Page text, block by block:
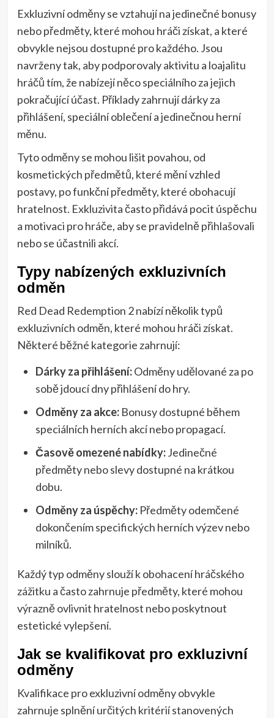
Exkluzivní odměny se vztahují na jedinečné bonusy
nebo předměty, které mohou hráči získat, a které
obvykle nejsou dostupné pro každého. Jsou
navrženy tak, aby podporovaly aktivitu a loajalitu
hráčů tím, že nabízejí něco speciálního za jejich
pokračující účast. Příklady zahrnují dárky za
přihlášení, speciální oblečení a jedinečnou herní
měnu.
Tyto odměny se mohou lišit povahou, od
kosmetických předmětů, které mění vzhled
postavy, po funkční předměty, které obohacují
hratelnost. Exkluzivita často přidává pocit úspěchu
a motivaci pro hráče, aby se pravidelně přihlašovali
nebo se účastnili akcí.
Typy nabízených exkluzivních
odměn
Red Dead Redemption 2 nabízí několik typů
exkluzivních odměn, které mohou hráči získat.
Některé běžné kategorie zahrnují:
Dárky za přihlášení:Odměny udělované za po
sobě jdoucí dny přihlášení do hry.
Odměny za akce:Bonusy dostupné během
speciálních herních akcí nebo propagací.
Časově omezené nabídky:Jedinečné
předměty nebo slevy dostupné na krátkou
dobu.
Odměny za úspěchy:Předměty odemčené
dokončením specifických herních výzev nebo
milníků.
Každý typ odměny slouží k obohacení hráčského
zážitku a často zahrnuje předměty, které mohou
výrazně ovlivnit hratelnost nebo poskytnout
estetické vylepšení.
Jak se kvalifikovat pro exkluzivní
odměny
Kvalifikace pro exkluzivní odměny obvykle
zahrnuje splnění určitých kritérií stanovených